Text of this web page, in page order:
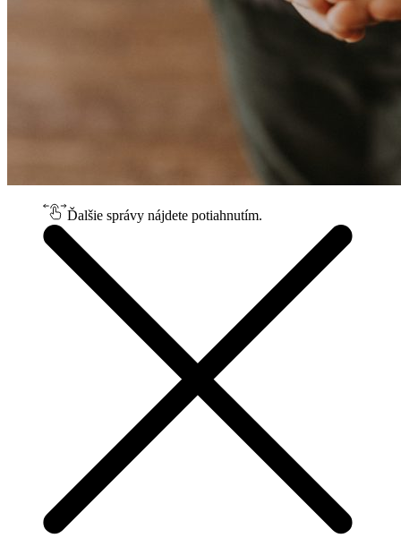
Ďalšie správy nájdete potiahnutím.